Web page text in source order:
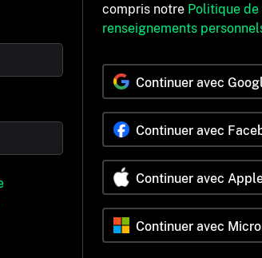
compris notre Politique
renseignements
Continuer avec
Continuer avec
Continuer avec
Continuer avec